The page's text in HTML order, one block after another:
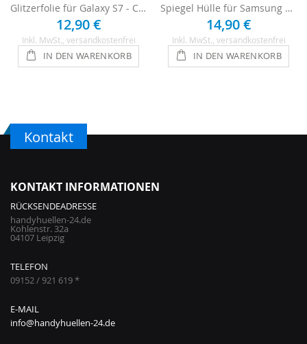
Glitzerfolie für Galaxy S7 - Champagner
12,90 €
Inkl. MwSt. , versandkostenfrei
IN DEN WARENKORB
Spiegel Hülle für Samsung Galaxy S7 - Silber
14,90 €
Inkl. MwSt. , versandkostenfrei
IN DEN WARENKORB
Kontakt
KONTAKT INFORMATIONEN
RÜCKSENDEADRESSE
handyhuellen-24.de
Kohlenstr. 32a
04107 Leipzig
TELEFON
09152 / 921 619 *
E-MAIL
info@handyhuellen-24.de